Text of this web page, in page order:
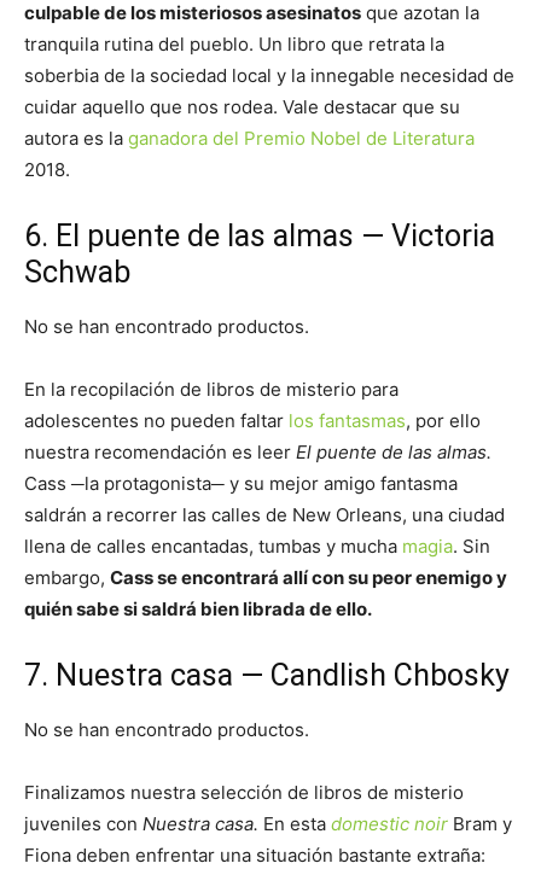
culpable de los misteriosos asesinatos que azotan la
tranquila rutina del pueblo. Un libro que retrata la
soberbia de la sociedad local y la innegable necesidad de
cuidar aquello que nos rodea. Vale destacar que su
autora es la ganadora del Premio Nobel de Literatura
2018.
6. El puente de las almas — Victoria
Schwab
No se han encontrado productos.
En la recopilación de libros de misterio para
adolescentes no pueden faltar los fantasmas, por ello
nuestra recomendación es leer El puente de las almas.
Cass ─la protagonista─ y su mejor amigo fantasma
saldrán a recorrer las calles de New Orleans, una ciudad
llena de calles encantadas, tumbas y mucha magia. Sin
embargo, Cass se encontrará allí con su peor enemigo y
quién sabe si saldrá bien librada de ello.
7. Nuestra casa — Candlish Chbosky
No se han encontrado productos.
Finalizamos nuestra selección de libros de misterio
juveniles con Nuestra casa. En esta domestic noir Bram y
Fiona deben enfrentar una situación bastante extraña: